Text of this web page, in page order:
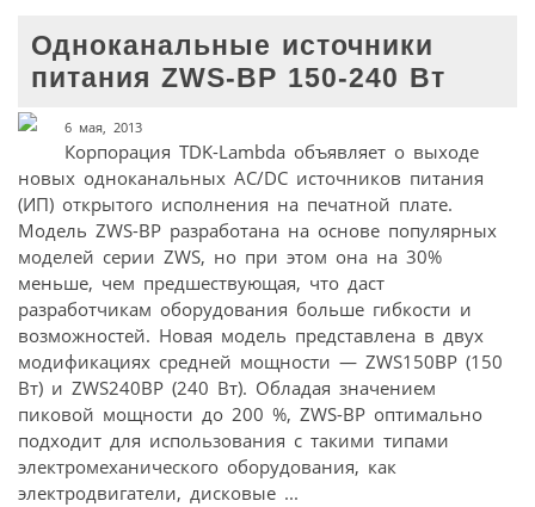
Одноканальные источники
питания ZWS-BP 150-240 Вт
6 мая, 2013
Корпорация TDK-Lambda объявляет о выходе
новых одноканальных AC/DC источников питания
(ИП) открытого исполнения на печатной плате.
Модель ZWS-BP разработана на основе популярных
моделей серии ZWS, но при этом она на 30%
меньше, чем предшествующая, что даст
разработчикам оборудования больше гибкости и
возможностей. Новая модель представлена в двух
модификациях средней мощности — ZWS150BP (150
Вт) и ZWS240BP (240 Вт). Обладая значением
пиковой мощности до 200 %, ZWS-BP оптимально
подходит для использования с такими типами
электромеханического оборудования, как
электродвигатели, дисковые ...